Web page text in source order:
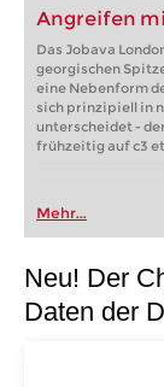
Angreifen
Das Jobava
georgischen
eine Nebenform
sich prinzipiell in
unterscheidet -
frühzeitig auf c3
Mehr...
Neu! Der
Daten der